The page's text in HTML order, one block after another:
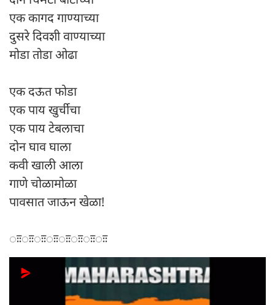
एक कागद गाण्याच्या
दुसरे दिवशी वाण्याच्या
मोडा तोडा ओढा
एक दऊत फोडा
एक पाय खुर्चीचा
एक पाय टेबलाचा
दोन घाव घाला
कवी खाली आला
गाणे चोळामोळा
पावसात जाऊन खेळा!
ःःःःःःःःःःःःःःःः